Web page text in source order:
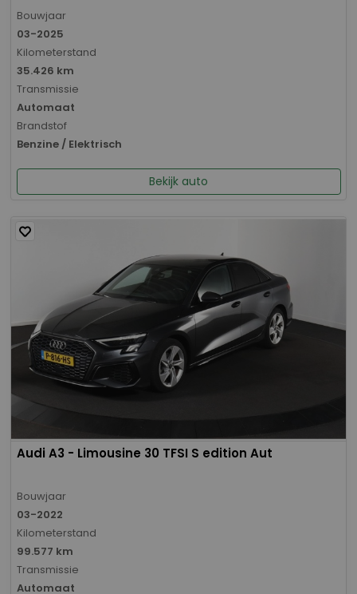
Bouwjaar
03-2025
Kilometerstand
35.426 km
Transmissie
Automaat
Brandstof
Benzine / Elektrisch
Bekijk auto
Audi A3 - Limousine 30 TFSI S edition Aut
Bouwjaar
03-2022
Kilometerstand
99.577 km
Transmissie
Automaat